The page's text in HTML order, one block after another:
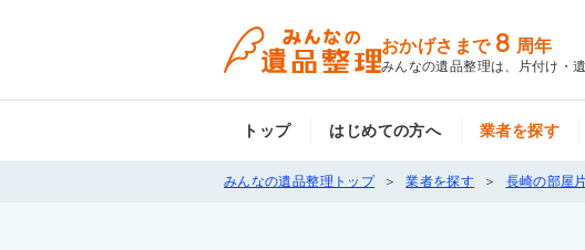
おかげさまで 8 周年
みんなの遺品整理は、片付け・
トップ はじめての方へ 業者を探す
みんなの遺品整理トップ 業者を探す 長崎の部屋